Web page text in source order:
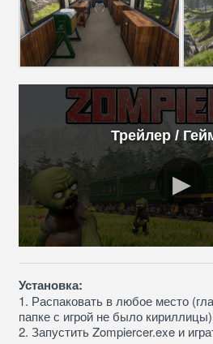
Трейлер /
Установка:
1. Распаковать в любое место
папке с игрой не было кириллицы)
2. Запустить Zompiercer.exe и